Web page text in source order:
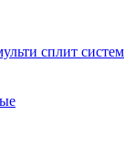
сплит систем